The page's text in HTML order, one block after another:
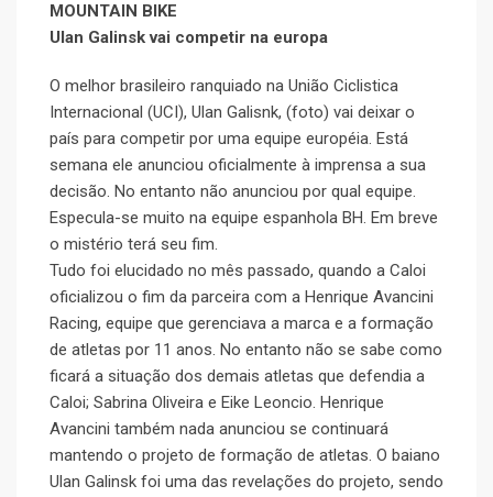
MOUNTAIN BIKE
Ulan Galinsk vai competir na europa
O melhor brasileiro ranquiado na União Ciclistica
Internacional (UCI), Ulan Galisnk, (foto) vai deixar o
país para competir por uma equipe européia. Está
semana ele anunciou oficialmente à imprensa a sua
decisão. No entanto não anunciou por qual equipe.
Especula-se muito na equipe espanhola BH. Em breve
o mistério terá seu fim.
Tudo foi elucidado no mês passado, quando a Caloi
oficializou o fim da parceira com a Henrique Avancini
Racing, equipe que gerenciava a marca e a formação
de atletas por 11 anos. No entanto não se sabe como
ficará a situação dos demais atletas que defendia a
Caloi; Sabrina Oliveira e Eike Leoncio. Henrique
Avancini também nada anunciou se continuará
mantendo o projeto de formação de atletas. O baiano
Ulan Galinsk foi uma das revelações do projeto, sendo